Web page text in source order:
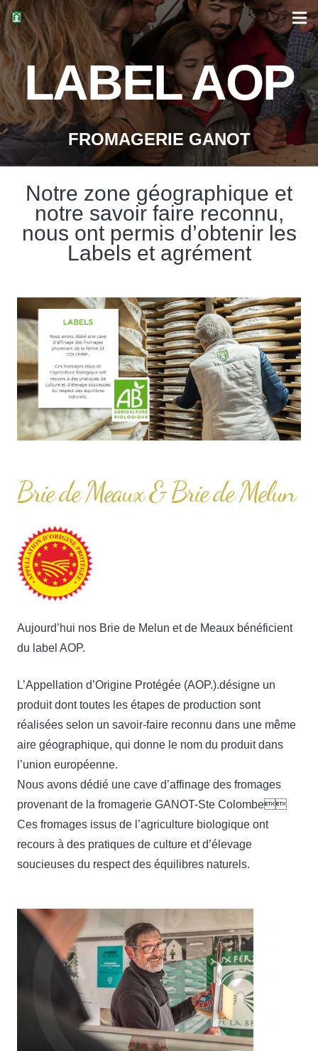
LABEL AOP
FROMAGERIE GANOT
Notre zone géographique et
notre savoir faire reconnu,
nous ont permis d’obtenir les
Labels et agrément
Brie de Meaux & Brie de Melun
Aujourd’hui nos Brie de Melun et de Meaux bénéficient
du label AOP.
L’Appellation d’Origine Protégée (AOP.).désigne un
produit dont toutes les étapes de production sont
réalisées selon un savoir-faire reconnu dans une même
aire géographique, qui donne le nom du produit dans
l’union européenne.
Nous avons dédié une cave d’affinage des fromages
provenant de la fromagerie GANOT-Ste Colombe
Ces fromages issus de l’agriculture biologique ont
recours à des pratiques de culture et d’élevage
soucieuses du respect des équilibres naturels.